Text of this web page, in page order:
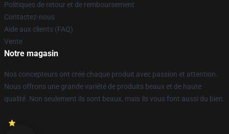
Politiques de retour et de remboursement
Contactez-nous
Aide aux clients (FAQ)
Vente
Notre magasin
Nos concepteurs ont créé chaque produit avec passion et attention.
Nous offrons une grande variété de produits beaux et de haute
qualité. Non seulement ils sont beaux, mais ils vous font aussi du bien.